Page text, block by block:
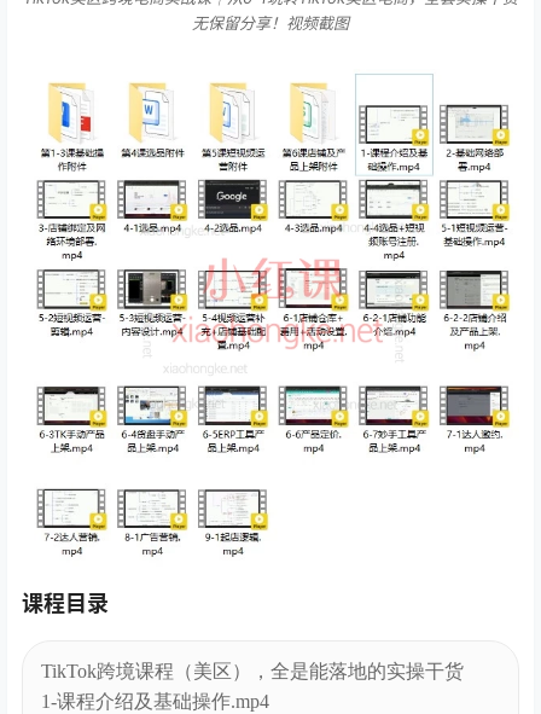
无保留分享！视频截图
课程目录
TikTok跨境课程（美区），全是能落地的实操干货
1-课程介绍及基础操作.mp4